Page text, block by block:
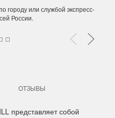
городу или службой экспресс-
России.
ОТЗЫВЫ
представляет собой